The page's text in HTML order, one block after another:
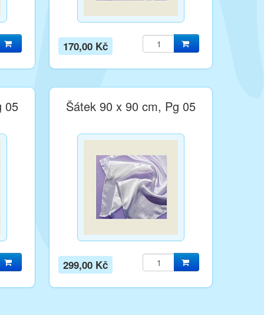
170,00 Kč
05 Šátek 90 x 90 cm, Pg 05
299,00 Kč